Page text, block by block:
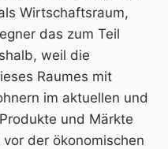
Wirtschaftsraum,
das zum Teil
weil die
Raumes mit
im aktuellen und
und Märkte
der ökonomischen